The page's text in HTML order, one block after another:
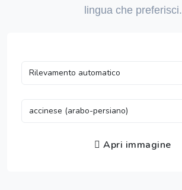
lingua che preferisci.
Apri immagine